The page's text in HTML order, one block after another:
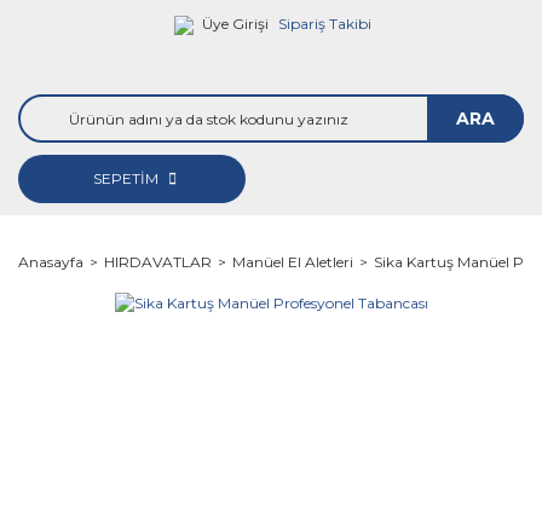
Üye Girişi Sipariş Takibi
ARA
SEPETİM
Anasayfa HIRDAVATLAR Manüel El Aletleri Sika Kartuş Manüel